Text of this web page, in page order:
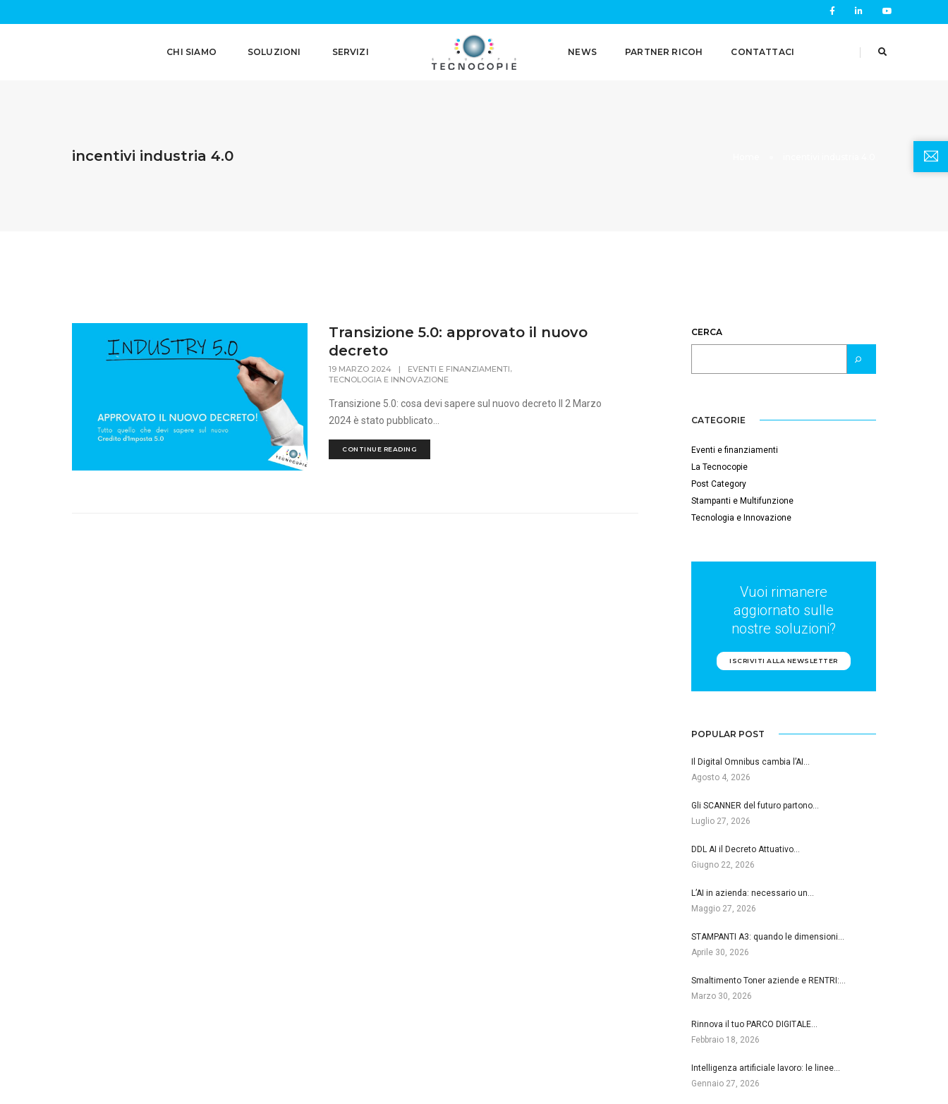
CHI SIAMO SOLUZIONI SERVIZI NEWS PARTNER RICOH CONTATTACI
incentivi industria 4.0
Transizione 5.0: approvato il nuovo
decreto
19 MARZO 2024 | EVENTI E FINANZIAMENTI,
TECNOLOGIA E INNOVAZIONE
Transizione 5.0: cosa devi sapere sul nuovo decreto Il 2 Marzo
2024 è stato pubblicato...
CONTINUE READING
CERCA
CATEGORIE
Eventi e finanziamenti
La Tecnocopie
Post Category
Stampanti e Multifunzione
Tecnologia e Innovazione
Vuoi rimanere
aggiornato sulle
nostre soluzioni?
ISCRIVITI ALLA NEWSLETTER
POPULAR POST
Il Digital Omnibus cambia l’AI…
Agosto 4, 2026
Gli SCANNER del futuro partono…
Luglio 27, 2026
DDL AI il Decreto Attuativo…
Giugno 22, 2026
L’AI in azienda: necessario un…
Maggio 27, 2026
STAMPANTI A3: quando le dimensioni…
Aprile 30, 2026
Smaltimento Toner aziende e RENTRI:…
Marzo 30, 2026
Rinnova il tuo PARCO DIGITALE…
Febbraio 18, 2026
Intelligenza artificiale lavoro: le linee…
Gennaio 27, 2026